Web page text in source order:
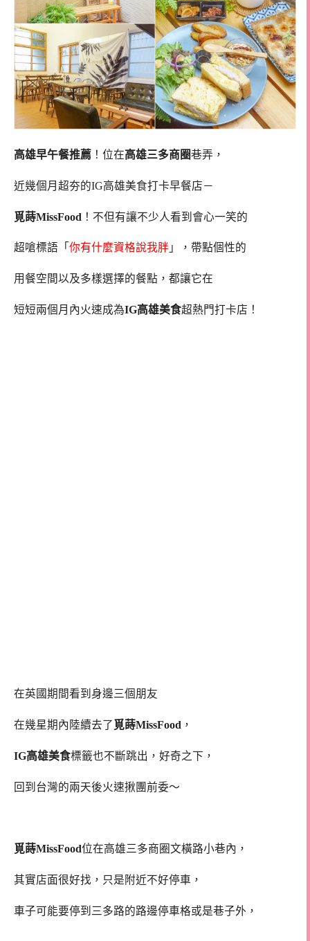
高雄早午餐推薦 ！位在高雄三多商圈巷弄，
近幾個月超夯的IG高雄美食打卡早餐店－
覓蒔MissFood ！不但有讓不少人看到會心一笑的
超嗆標語「 你有什麼資格說我胖 」，帶點個性的
用餐空間以及多樣選擇的餐點，都讓它在
短短兩個月內火速成為IG高雄美食超熱門打卡店！
在英國期間看到身邊三個朋友
在幾星期內陸續去了 覓蒔MissFood ，
IG高雄美食標籤也不斷跳出，好奇之下，
回到台灣的兩天後火速揪團前委～
覓蒔MissFood位在高雄三多商圈文橫路小巷內，
其實店面很好找，只是附近不好停車，
車子可能要停到三多路的路邊停車格或是巷子外，